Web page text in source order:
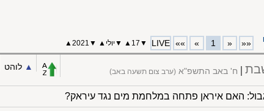
««
«
1
»
»»
LIVE
▼
17
▲
▼יולי ▲
▼
2021
▲
ח' באב התשפ"א (ערב צום תשעה באב) ▲︎ לוהט
האם איראן פתחה במלחמת מים נגד עיראק?